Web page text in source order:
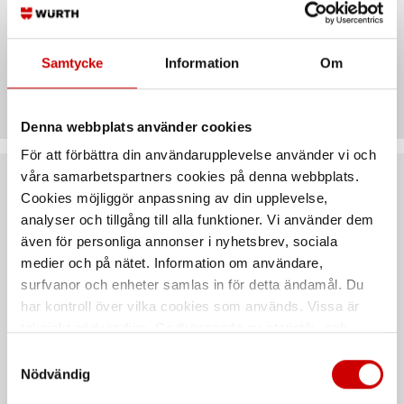
Samtycke Information Om
Denna webbplats använder cookies
För att förbättra din användarupplevelse använder vi och
våra samarbetspartners cookies på denna webbplats.
Cookies möjliggör anpassning av din upplevelse,
analyser och tillgång till alla funktioner. Vi använder dem
även för personliga annonser i nyhetsbrev, sociala
medier och på nätet. Information om användare,
surfvanor och enheter samlas in för detta ändamål. Du
har kontroll över vilka cookies som används. Vissa är
länder utanför EU med olika dataskyddsnormer. Genom
att godkänna samtycker du till sådana överföringar. Läs
Nödvändig
storlek.
Teknisk data
Rekommenderat baserat på vald produkt